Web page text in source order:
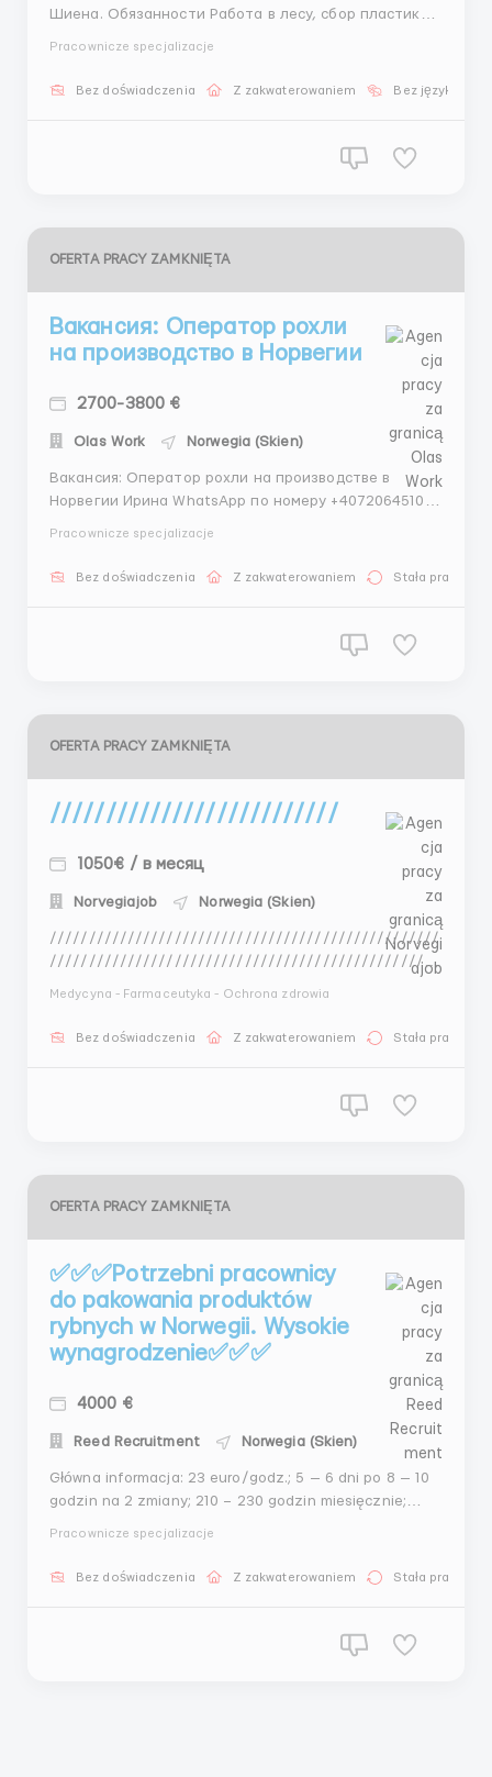
Шиена. Обязанности Работа в лесу, сбор пластика,
пар. График работы 8 часов в день \ 5 дней в
Pracownicze specjalizacje
Bez doświadczenia Z zakwaterowaniem Bez języka
OFERTA PRACY ZAMKNIĘTA
Вакансия: Оператор рохли
на производство в Норвегии
2700-3800 €
Olas Work Norwegia (Skien)
Вакансия: Оператор рохли на производстве в
Норвегии Ирина WhatsApp по номеру +40720645105
тележкой) для перемещения грузов на складе и
Pracownicze specjalizacje
Bez doświadczenia Z zakwaterowaniem Stała praca
OFERTA PRACY ZAMKNIĘTA
//////////////////////////
1050€ / в месяц
Norvegiajob Norwegia (Skien)
//////////////////////////////////////////////////
//////////////////////////////////////////////////
//////////////////////////////////////////////////
Medycyna - Farmaceutyka - Ochrona zdrowia
Bez doświadczenia Z zakwaterowaniem Stała praca
OFERTA PRACY ZAMKNIĘTA
✅✅✅Potrzebni pracownicy
do pakowania produktów
rybnych w Norwegii. Wysokie
wynagrodzenie✅✅✅
4000 €
Reed Recruitment Norwegia (Skien)
Główna informacja: 23 euro/godz.; 5 — 6 dni po 8 — 10
godzin na 2 zmiany; 210 – 230 godzin miesięcznie;
pracy: Zmiany robocze od poniedziałku do piątku + co
Pracownicze specjalizacje
Bez doświadczenia Z zakwaterowaniem Stała praca